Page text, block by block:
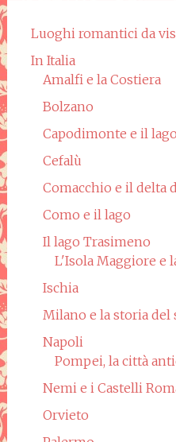
Luoghi romantici da
In Italia
Amalfi e la Costiera
Bolzano
Capodimonte e il
Cefalù
Comacchio e il delta
Como e il lago
Il lago Trasimeno
L'Isola Maggiore e
Ischia
Milano e la storia del
Napoli
Pompei, la città
Nemi e i Castelli
Orvieto